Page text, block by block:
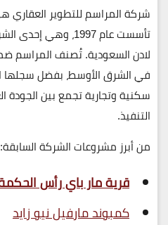
شركةالمراسم للتطوير العقاري
تأسست عام1997، وهي إحدى
لادن السعودية
في الشرق الأوسط، بفضل
سكنية وتجارية تجمع بين الجودة
التنفيذ.
من أبرز مشروعات الشركة السابقة:
قرية مار باي رأس
كمبوند مارفيل نيو زايد